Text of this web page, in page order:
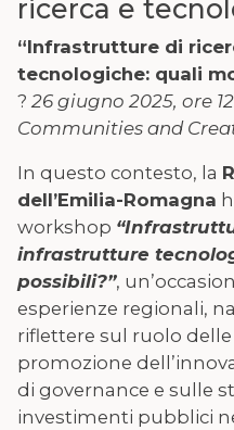
ricerca e
“Infrastrutture di
tecnologiche: quali
? 26 giugno 2025, ore
Communities and
In questo contesto, la
dell’Emilia-Romagna
workshop
infrastrutture
possibili?”,
esperienze regionali,
riflettere sul ruolo
promozione
di governance e sulle
investimenti pubblici